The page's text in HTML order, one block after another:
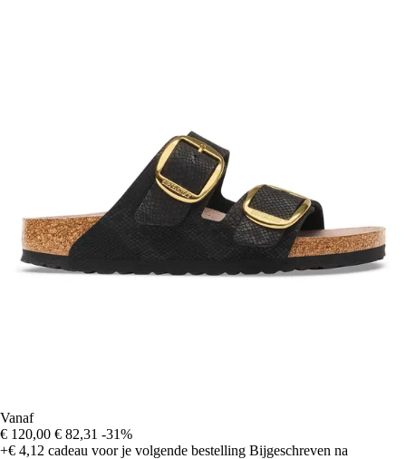
Vanaf
€ 120,00 € 82,31 -31%
+€ 4,12 cadeau voor je volgende bestelling Bijgeschreven na